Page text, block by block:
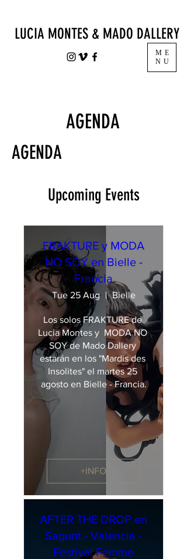
LUCIA MONTES & MADO DALLERY
ME
NU
AGENDA
AGENDA
Upcoming Events
FRAKTURE y MODA
NO SOY en Bielle -
Francia
Tue 25 Aug Bielle
Los solos FRAKTURE de
Lucia Montes y  MODA NO
SOY de Mado Dallery
estarán en los "Mardis des
Insolites" el martes 25
agosto en Bielle - Francia.
+INFO
AFTER THE DROP en
Sagunt - Valencia -
Festival Femme